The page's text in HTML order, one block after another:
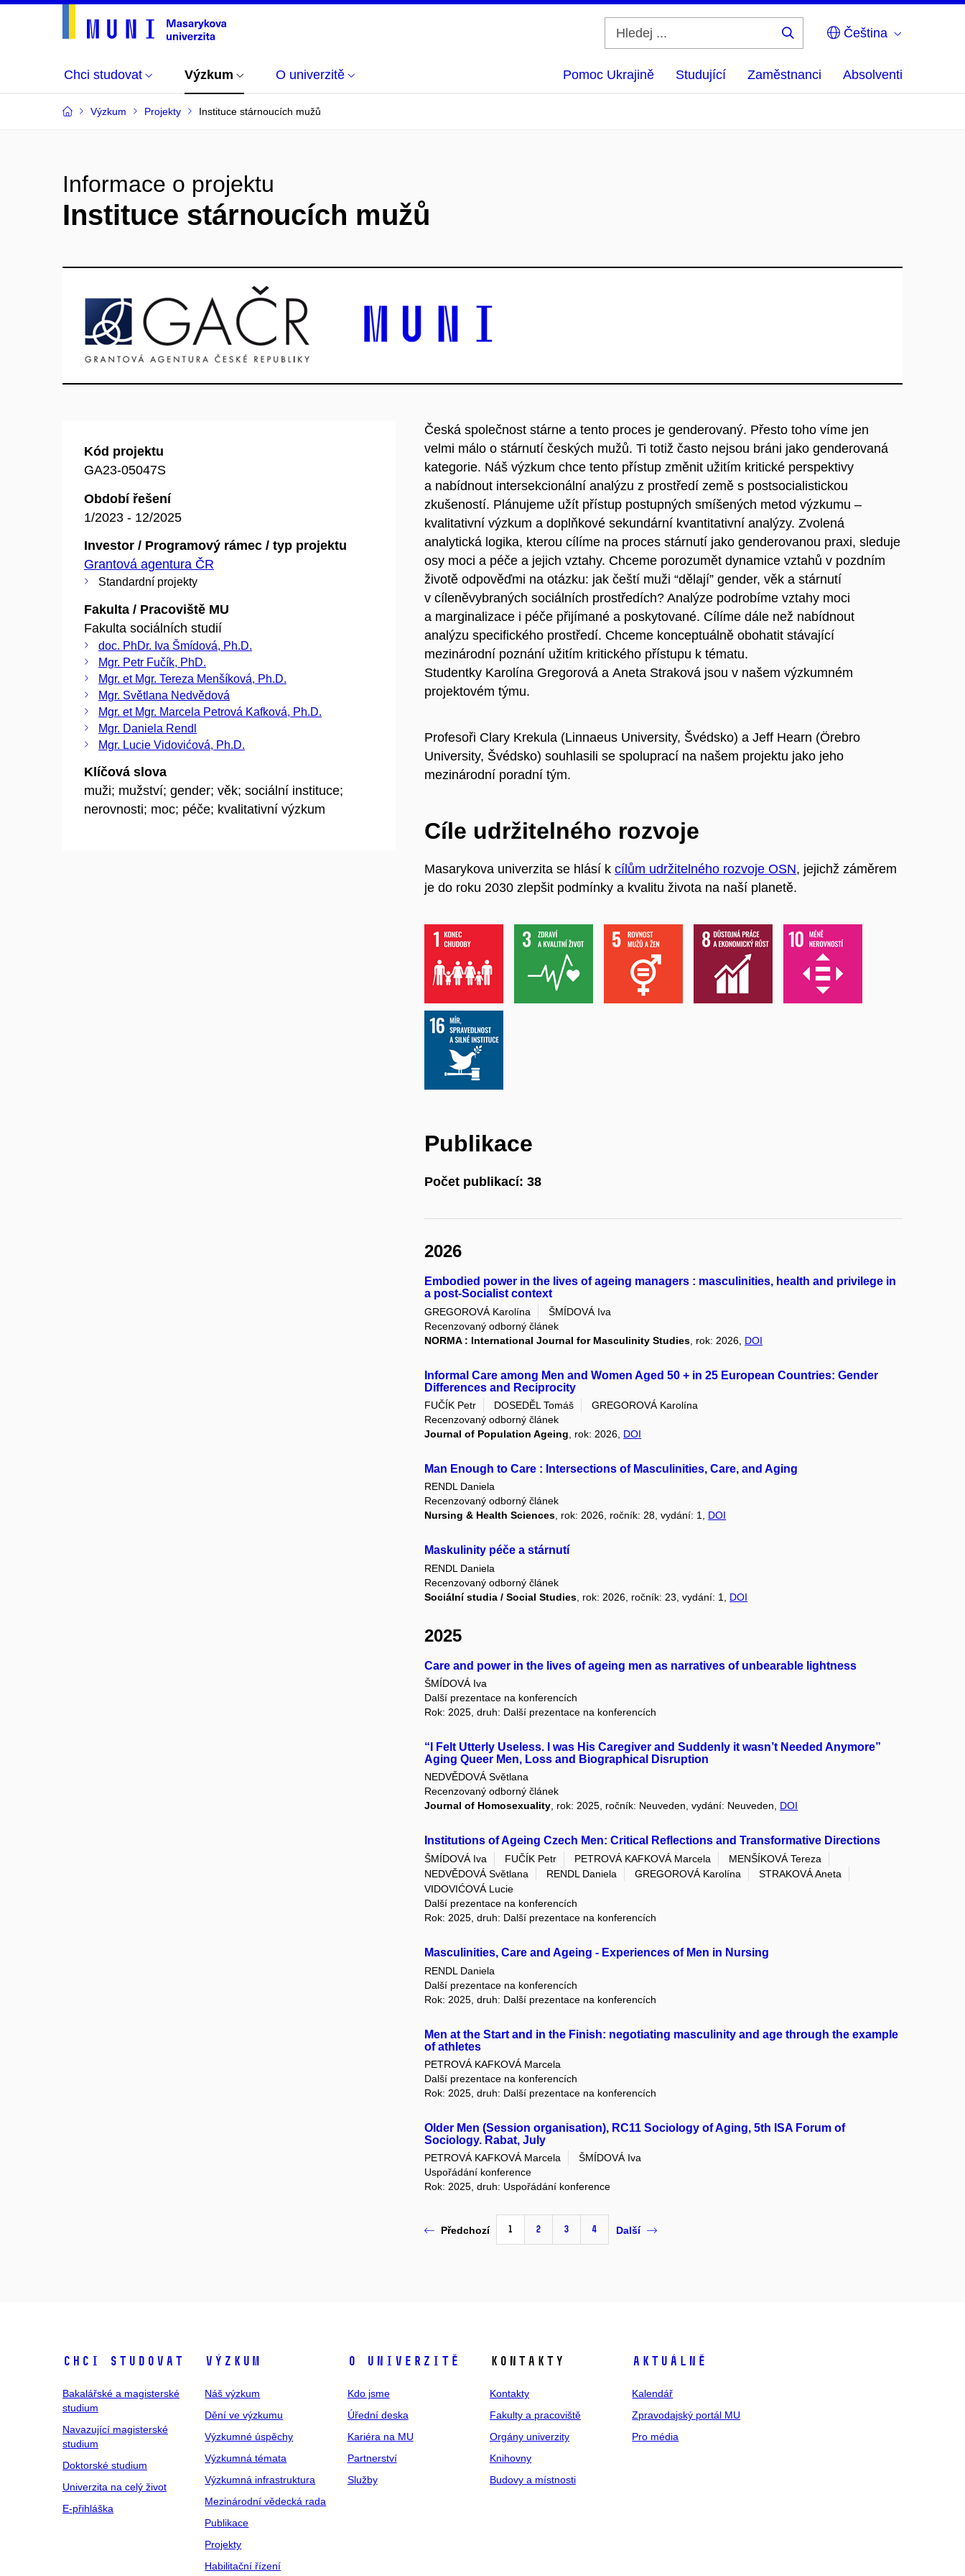
Čeština
Chci studovat Výzkum O univerzitě Pomoc Ukrajině Studující Zaměstnanci Absolventi
Výzkum Projekty Instituce stárnoucích mužů
Informace o projektu
Instituce stárnoucích mužů
Kód projektu
GA23-05047S
Období řešení
1/2023 - 12/2025
Investor / Programový rámec / typ projektu
Grantová agentura ČR
Standardní projekty
Fakulta / Pracoviště MU
Fakulta sociálních studií
doc. PhDr. Iva Šmídová, Ph.D.
Mgr. Petr Fučík, PhD.
Mgr. et Mgr. Tereza Menšíková, Ph.D.
Mgr. Světlana Nedvědová
Mgr. et Mgr. Marcela Petrová Kafková, Ph.D.
Mgr. Daniela Rendl
Mgr. Lucie Vidovićová, Ph.D.
Klíčová slova
muži; mužství; gender; věk; sociální instituce;
nerovnosti; moc; péče; kvalitativní výzkum
Česká společnost stárne a tento proces je genderovaný. Přesto toho víme jen
velmi málo o stárnutí českých mužů. Ti totiž často nejsou bráni jako genderovaná
kategorie. Náš výzkum chce tento přístup změnit užitím kritické perspektivy
a nabídnout intersekcionální analýzu z prostředí země s postsocialistickou
zkušeností. Plánujeme užít přístup postupných smíšených metod výzkumu –
kvalitativní výzkum a doplňkové sekundární kvantitativní analýzy. Zvolená
analytická logika, kterou cílíme na proces stárnutí jako genderovanou praxi, sleduje
osy moci a péče a jejich vztahy. Chceme porozumět dynamice vztahů v pozdním
životě odpověďmi na otázku: jak čeští muži “dělají” gender, věk a stárnutí
v cíleněvybraných sociálních prostředích? Analýze podrobíme vztahy moci
a marginalizace i péče přijímané a poskytované. Cílíme dále než nabídnout
analýzu specifického prostředí. Chceme konceptuálně obohatit stávající
mezinárodní poznání užitím kritického přístupu k tématu.
Studentky Karolína Gregorová a Aneta Straková jsou v našem výzkumném
projektovém týmu.
Profesoři Clary Krekula (Linnaeus University, Švédsko) a Jeff Hearn (Örebro
University, Švédsko) souhlasili se spoluprací na našem projektu jako jeho
mezinárodní poradní tým.
Cíle udržitelného rozvoje
Masarykova univerzita se hlásí kcílům udržitelného rozvoje OSN, jejichž záměrem
je do roku 2030 zlepšit podmínky a kvalitu života na naší planetě.
Publikace
Počet publikací: 38
2026
Embodied power in the lives of ageing managers : masculinities, health and privilege in
a post-Socialist context
GREGOROVÁ Karolína
ŠMÍDOVÁ Iva
Recenzovaný odborný článek
NORMA : International Journal for Masculinity Studies , rok: 2026, DOI
Informal Care among Men and Women Aged 50 + in 25 European Countries: Gender
Differences and Reciprocity
FUČÍK Petr DOSEDĚL Tomáš
GREGOROVÁ Karolína
Recenzovaný odborný článek
Journal of Population Ageing , rok: 2026, DOI
Man Enough to Care : Intersections of Masculinities, Care, and Aging
RENDL Daniela
Recenzovaný odborný článek
Nursing & Health Sciences, rok: 2026, ročník: 28, vydání: 1, DOI
Maskulinity péče a stárnutí
RENDL Daniela
Recenzovaný odborný článek
Sociální studia / Social Studies , rok: 2026, ročník: 23, vydání: 1, DOI
2025
Care and power in the lives of ageing men as narratives of unbearable lightness
ŠMÍDOVÁ Iva
Další prezentace na konferencích
Rok: 2025, druh: Další prezentace na konferencích
“I Felt Utterly Useless. I was His Caregiver and Suddenly it wasn’t Needed Anymore”
Aging Queer Men, Loss and Biographical Disruption
NEDVĚDOVÁ Světlana
Recenzovaný odborný článek
Journal of Homosexuality, rok: 2025, ročník: Neuveden, vydání: Neuveden, DOI
Institutions of Ageing Czech Men: Critical Reflections and Transformative Directions
ŠMÍDOVÁ Iva FUČÍK Petr PETROVÁ KAFKOVÁ Marcela
MENŠÍKOVÁ Tereza
NEDVĚDOVÁ Světlana
RENDL Daniela GREGOROVÁ Karolína
STRAKOVÁ Aneta
VIDOVIĆOVÁ Lucie
Další prezentace na konferencích
Rok: 2025, druh: Další prezentace na konferencích
Masculinities, Care and Ageing - Experiences of Men in Nursing
RENDL Daniela
Další prezentace na konferencích
Rok: 2025, druh: Další prezentace na konferencích
Men at the Start and in the Finish: negotiating masculinity and age through the example
of athletes
PETROVÁ KAFKOVÁ Marcela
Další prezentace na konferencích
Rok: 2025, druh: Další prezentace na konferencích
Older Men (Session organisation), RC11 Sociology of Aging, 5th ISA Forum of
Sociology. Rabat, July
PETROVÁ KAFKOVÁ Marcela
ŠMÍDOVÁ Iva
Uspořádání konference
Rok: 2025, druh: Uspořádání konference
Předchozí 1 2 3 4 Další
Chci studovat
Bakalářské a magisterské
studium
Navazující magisterské
studium
Doktorské studium
Univerzita na celý život
E-přihláška
Výzkum
Náš výzkum
Dění ve výzkumu
Výzkumné úspěchy
Výzkumná témata
Výzkumná infrastruktura
Mezinárodní vědecká rada
Publikace
Projekty
Habilitační řízení
O univerzitě
Kdo jsme
Úřední deska
Kariéra na MU
Partnerství
Služby
Kontakty
Kontakty
Fakulty a pracoviště
Orgány univerzity
Knihovny
Budovy a místnosti
Aktuálně
Kalendář
Zpravodajský portál MU
Pro média